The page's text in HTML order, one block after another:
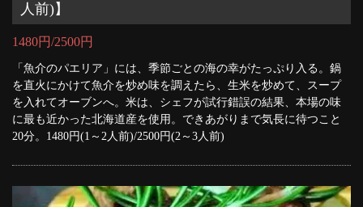
人前)】
1480円/2500円
「魚介のパエリア」には、季節ごとの海の幸がたっぷり入る。鍋
を直火にかけて魚介を炒め味を調えたら、生米を炒めて、スープ
を入れてオーブンへ。米は、シェフが試行錯誤の結果、本場の味
に最も近かった北海道産を使用。できあがりまで気長に待つこと
20分。1480円(1～2人前)/2500円(2～3人前)